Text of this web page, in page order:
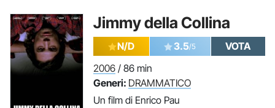
Jimmy della Collina
N/D 3.5/5
VOTA
2006 / 86 min
Generi: DRAMMATICO
Un film di Enrico Pau